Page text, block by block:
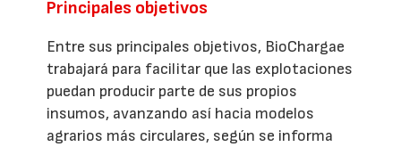
Principales objetivos
Entre sus principales objetivos, BioChargae
trabajará para facilitar que las explotaciones
puedan producir parte de sus propios
insumos, avanzando así hacia modelos
agrarios más circulares, según se informa